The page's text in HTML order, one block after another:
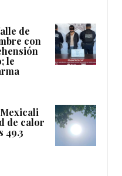
de
con
le
de calor
49.3